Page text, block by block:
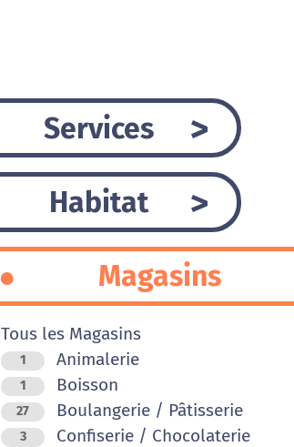
Services
Habitat
Magasins
Tous les Magasins
1 Animalerie
1 Boisson
27 Boulangerie / Pâtisserie
3 Confiserie / Chocolaterie